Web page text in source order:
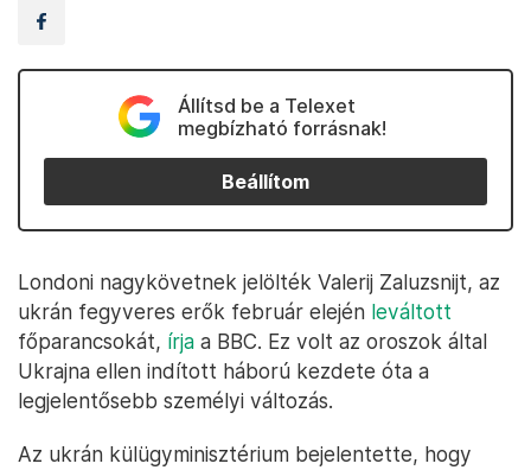
Állítsd be a Telexet
megbízható forrásnak!
Beállítom
Londoni nagykövetnek jelölték Valerij Zaluzsnijt, az
ukrán fegyveres erők február elején leváltott
főparancsokát, írja a BBC. Ez volt az oroszok által
Ukrajna ellen indított háború kezdete óta a
legjelentősebb személyi változás.
Az ukrán külügyminisztérium bejelentette, hogy